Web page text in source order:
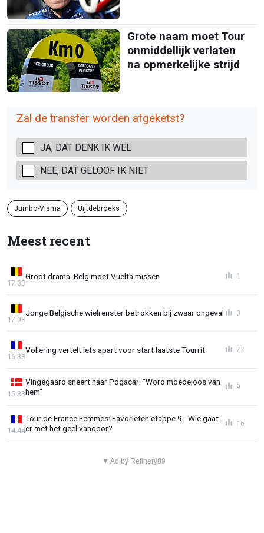
Grote naam moet Tour
onmiddellijk verlaten
na opmerkelijke strijd
Zal de transfer worden afgeketst?
JA, DAT DENK IK WEL
NEE, DAT GELOOF IK NIET
Jumbo-Visma Uijtdebroeks
Meest recent
Groot drama: Belg moet Vuelta missen
17:33
1
Jonge Belgische wielrenster betrokken bij zwaar ongeval
17:03
0
Vollering vertelt iets apart voor start laatste Tourrit
16:33
77
Vingegaard sneert naar Pogacar: "Word moedeloos van
hem"
15:33
9
Tour de France Femmes: Favorieten etappe 9 - Wie gaat
er met het geel vandoor?
14:44
16
▼ Ad by Refinery89